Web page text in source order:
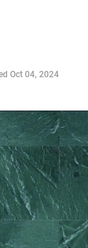
Oct 04, 2024